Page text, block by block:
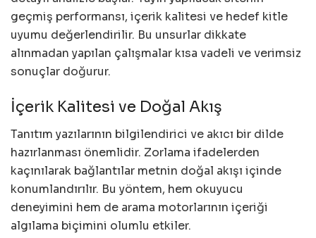
geçmiş performansı, içerik kalitesi ve hedef kitle
uyumu değerlendirilir. Bu unsurlar dikkate
alınmadan yapılan çalışmalar kısa vadeli ve verimsiz
sonuçlar doğurur.
İçerik Kalitesi ve Doğal Akış
Tanıtım yazılarının bilgilendirici ve akıcı bir dilde
hazırlanması önemlidir. Zorlama ifadelerden
kaçınılarak bağlantılar metnin doğal akışı içinde
konumlandırılır. Bu yöntem, hem okuyucu
deneyimini hem de arama motorlarının içeriği
algılama biçimini olumlu etkiler.